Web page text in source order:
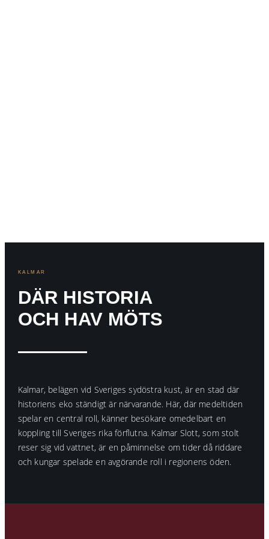
KALMAR
DÄR HISTORIA
OCH HAV MÖTS
Kalmar, belägen vid Sveriges sydöstra kust, är en stad där
historiens eko ständigt är närvarande. Här, där medeltiden
spelar en central roll, känner besökare omedelbart en
koppling till Sveriges rika förflutna. Kalmar Slott, som stolt
reser sig vid vattnet, är en påminnelse om tider då riddare
och kungar spelade en avgörande roll i regionens öden.